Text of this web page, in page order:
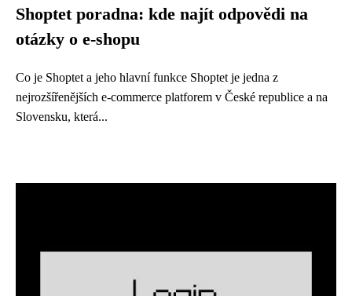
Shoptet poradna: kde najít odpovědi na
otázky o e-shopu
Co je Shoptet a jeho hlavní funkce Shoptet je jedna z
nejrozšířenějších e-commerce platforem v České republice a na
Slovensku, která...